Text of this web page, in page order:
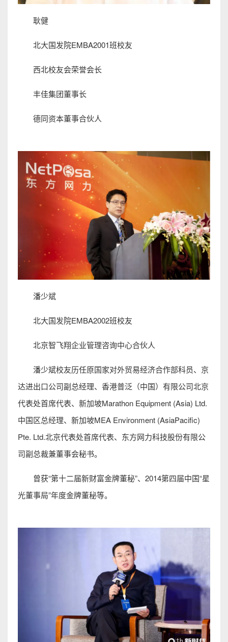
耿健
北大国发院EMBA2001班校友
西北校友会荣誉会长
丰佳集团董事长
德同资本董事合伙人
潘少斌
北大国发院EMBA2002班校友
北京智飞翔企业管理咨询中心合伙人
潘少斌校友历任原国家对外贸易经济合作部科员、京
达进出口公司副总经理、香港普泛（中国）有限公司北京
代表处首席代表、新加坡Marathon Equipment (Asia) Ltd.
中国区总经理、新加坡MEA Environment (AsiaPacific)
Pte. Ltd.北京代表处首席代表、东方网力科技股份有限公
司副总裁兼董事会秘书。
曾获“第十二届新财富金牌董秘”、2014第四届中国“星
光董事局”年度金牌董秘等。